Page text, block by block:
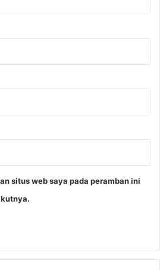
situs web saya pada peramban ini